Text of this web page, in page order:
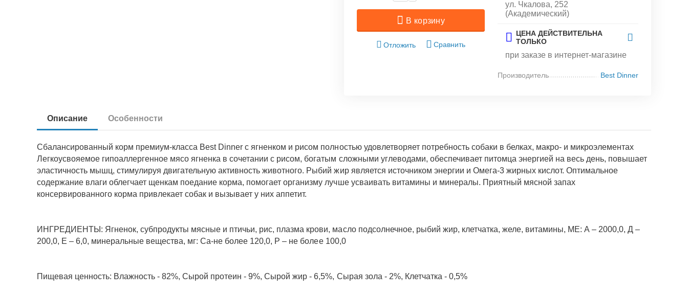
В корзину
Отложить Сравнить
ул. Чкалова, 252
(Академический)
ЦЕНА ДЕЙСТВИТЕЛЬНА
ТОЛЬКО
при заказе в интернет-магазине
Производитель Best Dinner
Описание Особенности
Сбалансированный корм премиум-класса Best Dinner с ягненком и рисом полностью удовлетворяет потребность собаки в белках, макро- и микроэлементах
Легкоусвояемое гипоаллергенное мясо ягненка в сочетании с рисом, богатым сложными углеводами, обеспечивает питомца энергией на весь день, повышает
эластичность мышц, стимулируя двигательную активность животного. Рыбий жир является источником энергии и Омега-3 жирных кислот. Оптимальное
содержание влаги облегчает щенкам поедание корма, помогает организму лучше усваивать витамины и минералы. Приятный мясной запах
консервированного корма привлекает собак и вызывает у них аппетит.
ИНГРЕДИЕНТЫ: Ягненок, субпродукты мясные и птичьи, рис, плазма крови, масло подсолнечное, рыбий жир, клетчатка, желе, витамины, МЕ: А – 2000,0, Д –
200,0, Е – 6,0, минеральные вещества, мг: Са-не более 120,0, Р – не более 100,0
Пищевая ценность: Влажность - 82%, Сырой протеин - 9%, Сырой жир - 6,5%, Сырая зола - 2%, Клетчатка - 0,5%